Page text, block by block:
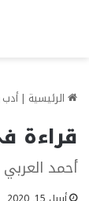
الرئيسية |
قراءة
أحمد العربي